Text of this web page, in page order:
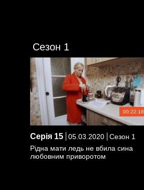
Сезон 1
00:22:18
Серія 15 05.03.2020
Сезон 1
Рідна мати ледь не вбила сина
любовним приворотом